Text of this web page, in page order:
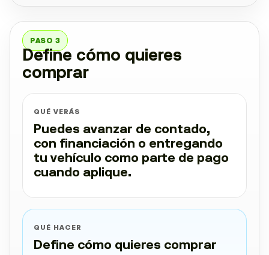
PASO 3
Define cómo quieres
comprar
QUÉ VERÁS
Puedes avanzar de contado,
con financiación o entregando
tu vehículo como parte de pago
cuando aplique.
QUÉ HACER
Define cómo quieres comprar